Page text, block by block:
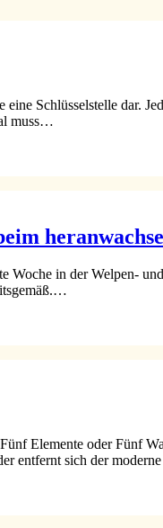
Schlüsselstelle dar.
muss…
Woche in der Welpen-
Elemente oder Fünf
entfernt sich der